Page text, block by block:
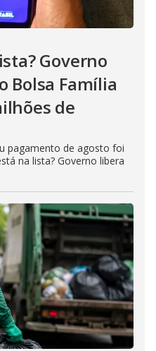
Governo
Bolsa Família
de
pagamento de agosto foi
na lista? Governo libera